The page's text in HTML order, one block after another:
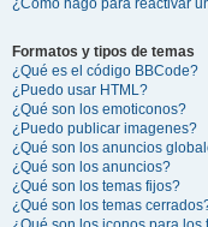
¿Cómo hago para reactivar
Formatos y tipos de temas
¿Qué es el código BBCode?
¿Puedo usar HTML?
¿Qué son los emoticonos?
¿Puedo publicar imagenes?
¿Qué son los anuncios
¿Qué son los anuncios?
¿Qué son los temas fijos?
¿Qué son los temas